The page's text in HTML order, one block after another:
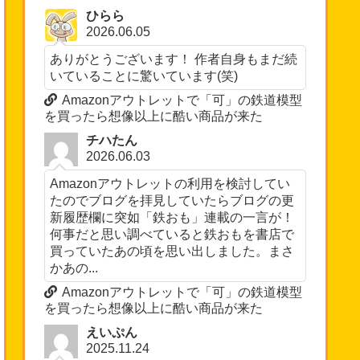
ひらら
2026.06.05
ありがとうございます！ 作者自身もまだ続
いていることに驚いています(笑)
Amazonアウトレットで「可」の鉄道模型
を買ったら想像以上に酷い商品が来た
チハたん
2026.06.03
Amazonアウトレットの利用を検討してい
たのでブログを拝見していたらブログの更
新履歴欄に突如「鉄おも」連載の一言が！
何事だと思い調べていると鉄おもを書店で
買っていたあの頃を思い出しました。まさ
かあの...
Amazonアウトレットで「可」の鉄道模型
を買ったら想像以上に酷い商品が来た
えいぷん
2025.11.24